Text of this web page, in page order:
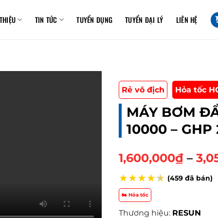
TIN TỨC TUYỂN DỤNG TUYỂN ĐẠI LÝ LIÊN HỆ
Rẻ vô địch Hỏa tốc
MÁY BƠM
10000 – GHP
1,600,000₫ –
★★★★★ (459 đã bán)
🏍️ Hỏa tốc
Thương hiệu: RESUN